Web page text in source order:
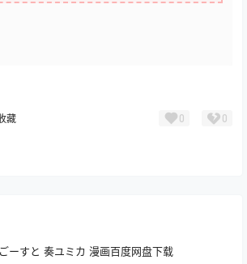
藏 0 0
ーすと 奏ユミカ 漫画百度网盘下载